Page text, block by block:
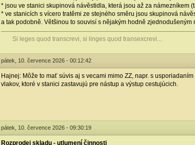
* jsou ve stanici skupinová návěstidla, která jsou až za námezníkem
* ve stanicích s vícero tratěmi ze stejného směru jsou skupinová
a tak podobně. Většinou to souvisí s nějakým hodně zjednodušeným
Si leges quod transcrevi, si linges quod transexcrevi...
pátek, 10. července 2026 - 00:12:42
Hajnej: Môže to mať súvis aj s vecami mimo ZZ, napr. s
vlakov, ktoré v stanici zastavujú pre nástup a výstup cestujúcich.
pátek, 10. července 2026 - 09:30:19
Rozprodej skladu - utlumení činnosti